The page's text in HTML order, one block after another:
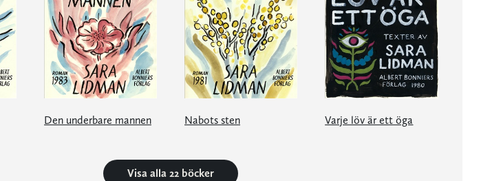
Den underbare mannen Nabots sten Varje löv är ett öga
Visa alla 22 böcker